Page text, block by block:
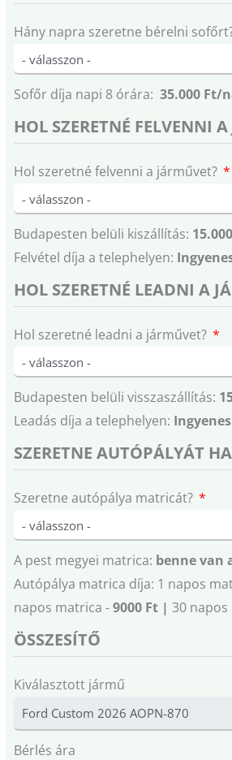
Hány napra szeretne bérelni
Sofőr díja napi 8 órára: 35.000 Ft/
HOL SZERETNÉ FELVENNI
Hol szeretné felvenni a járművet?
Budapesten belüli kiszállítás:
Felvétel díja a telephelyen:
HOL SZERETNÉ LEADNI A
Hol szeretné leadni a járművet?
Budapesten belüli visszaszállítás:
Leadás díja a telephelyen: Ingyenes
SZERETNE AUTÓPÁLYÁT
Szeretne autópálya matricát?
A pest megyei matrica: benne van
Autópálya matrica díja: 1 napos
napos matrica -9000 Ft | 30
ÖSSZESÍTŐ
Kiválasztott jármű
Bérlés ára